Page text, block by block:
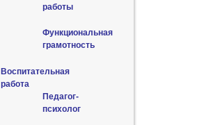
работы
Функциональная
грамотность
Воспитательная
работа
Педагог-
психолог